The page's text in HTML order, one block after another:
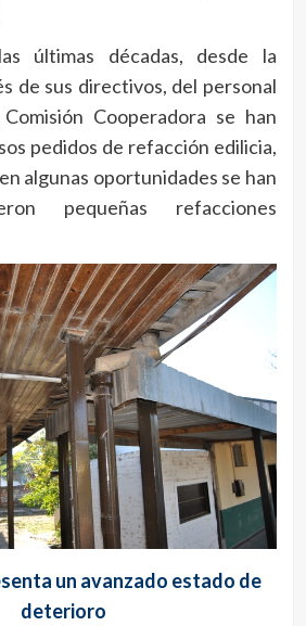
últimas décadas, desde la
de sus directivos, del personal
Cooperadora se han
pedidos de refacción edilicia,
algunas oportunidades se han
pequeñas refacciones
un avanzado estado de
deterioro